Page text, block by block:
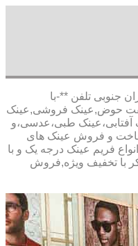
بیست متری گلستان شعبه 2 :تهران شهران جنوبی تلفن **-با
حوض,عینک فروشی,عینک
آفتابی،عینک طبی،عدسی،و
و فروش عینک های
فریم عینک درجه یک و با
با تخفیف ویژه,فروش